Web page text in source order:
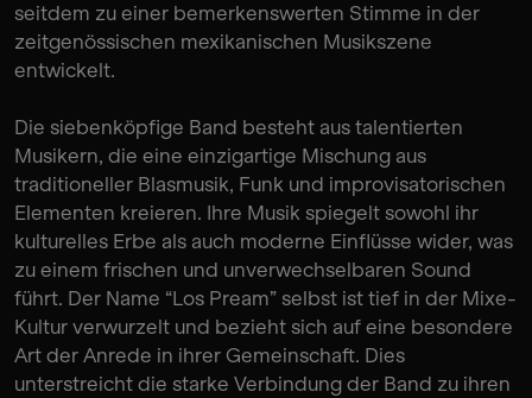
seitdem zu einer bemerkenswerten Stimme in der
zeitgenössischen mexikanischen Musikszene
entwickelt.
Die siebenköpfige Band besteht aus talentierten
Musikern, die eine einzigartige Mischung aus
traditioneller Blasmusik, Funk und improvisatorischen
Elementen kreieren. Ihre Musik spiegelt sowohl ihr
kulturelles Erbe als auch moderne Einflüsse wider, was
zu einem frischen und unverwechselbaren Sound
führt. Der Name “Los Pream” selbst ist tief in der Mixe-
Kultur verwurzelt und bezieht sich auf eine besondere
Art der Anrede in ihrer Gemeinschaft. Dies
unterstreicht die starke Verbindung der Band zu ihren